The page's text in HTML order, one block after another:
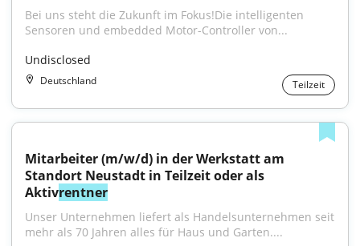
Bei uns steht die Zukunft im Fokus!Die intelligenten
Sensoren und embedded Motor-Controller von...
Undisclosed
Deutschland Teilzeit
Mitarbeiter (m/w/d) in der Werkstatt am
Standort Neustadt in Teilzeit oder als
Aktivrentner
Unser Unternehmen liefert als Handelsunternehmen seit
mehr als 70 Jahren alles für Haus und Garten....